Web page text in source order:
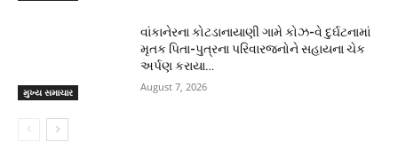
મુખ્ય સમાચાર
વાંકાનેરના કોટડાનાયાણી ગામે કોઝ-વે દુર્ઘટનામાં
મૃતક પિતા-પુત્રના પરિવારજનોને સહાયના ચેક
અર્પણ કરાયા…
August 7, 2026